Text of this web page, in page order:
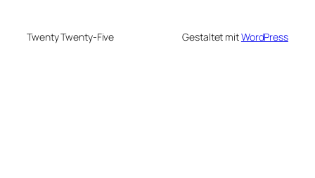
Twenty Twenty-Five Gestaltet mitWordPress